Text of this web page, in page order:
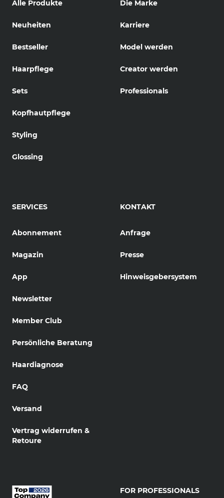
Alle Produkte
Neuheiten
Bestseller
Haarpflege
Sets
Kopfhautpflege
Styling
Glossing
Die Marke
Karriere
Model werden
Creator werden
Professionals
SERVICES
Abonnement
Magazin
App
Newsletter
Member Club
Persönliche Beratung
Haardiagnose
FAQ
Versand
Vertrag widerrufen &
Retoure
KONTAKT
Anfrage
Presse
Hinweisgebersystem
FOR PROFESSIONALS